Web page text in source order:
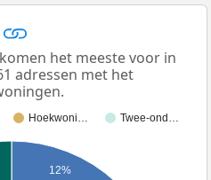
het meeste voor in
adressen met het
Hoekwoni…
Twee-ond…
12%